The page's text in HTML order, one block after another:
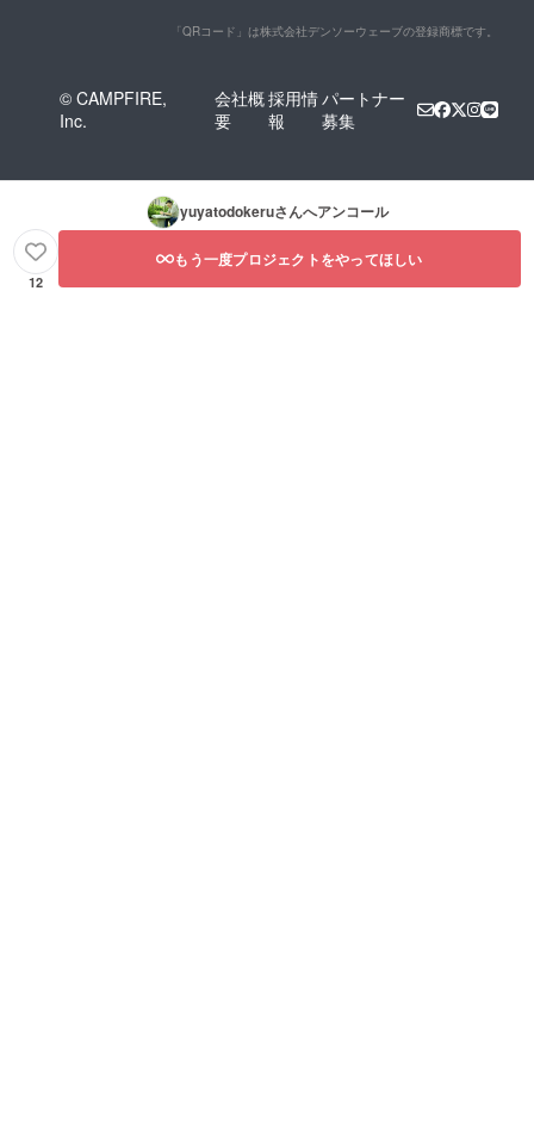
「QRコード」は株式会社デンソーウェーブの登録商標です。
© CAMPFIRE,
Inc.
会社概
要
採用情
報
パートナー
募集
yuyatodokeruさんへアンコール
12
もう一度プロジェクトをやってほしい